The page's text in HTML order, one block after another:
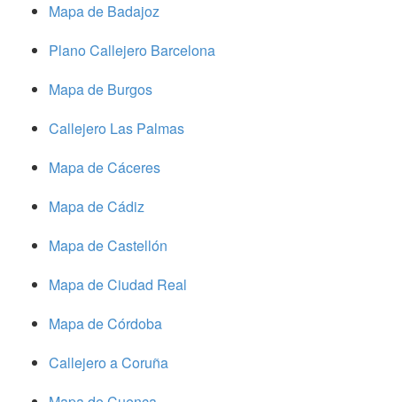
Mapa de Badajoz
Plano Callejero Barcelona
Mapa de Burgos
Callejero Las Palmas
Mapa de Cáceres
Mapa de Cádiz
Mapa de Castellón
Mapa de Ciudad Real
Mapa de Córdoba
Callejero a Coruña